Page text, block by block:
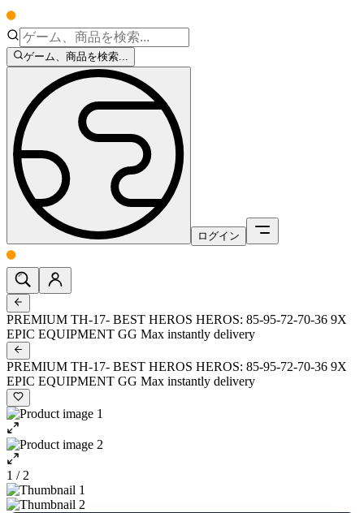
ゲーム、商品を検索...
ログイン
PREMIUM TH-17- BEST HEROS HEROS: 85-95-72-70-36 9X
EPIC EQUIPMENT GG Max instantly delivery
PREMIUM TH-17- BEST HEROS HEROS: 85-95-72-70-36 9X
EPIC EQUIPMENT GG Max instantly delivery
1 / 2